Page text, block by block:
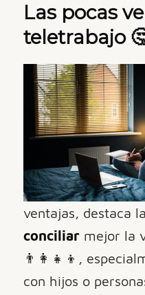
Las pocas
teletrabajo
ventajas, destaca
conciliarmejor la
👨‍👩‍👧‍👦,
con hijos o